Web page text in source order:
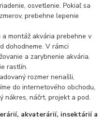
osvetlenie. Pokiaľ sa
prebehne lepenie
montáž akvária prebehne v
dohodneme. V rámci
a zarybnenie akvária.
rastlín.
rozmer nenašli,
do internetového obchodu,
nákres, náčrt, projekt a pod.
akvaterárií, insektárií a